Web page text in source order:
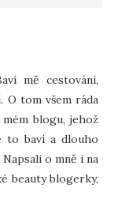
mě cestování,
tom všem ráda
blogu, jehož
to baví a dlouho
o mně i na
beauty blogerky,